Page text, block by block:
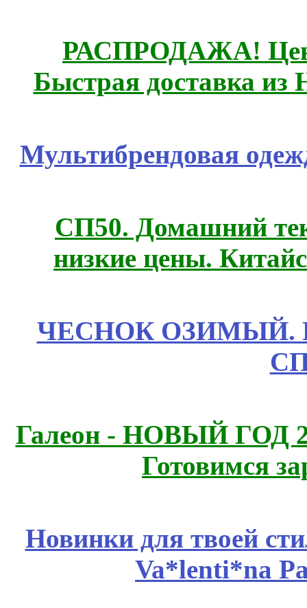
РАСПРОДАЖА!
Быстрая доставка из
Мультибрендовая
СП50. Домашний
низкие цены.
ЧЕСНОК ОЗИМЫЙ.
Галеон - НОВЫЙ ГОД
Готовимся
Новинки для твоей
Va*lenti*na